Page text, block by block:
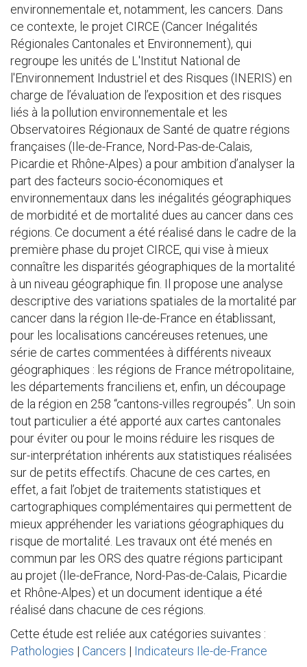
environnementale et, notamment, les cancers. Dans
ce contexte, le projet CIRCE (Cancer Inégalités
Régionales Cantonales et Environnement), qui
regroupe les unités de L'Institut National de
l'Environnement Industriel et des Risques (INERIS) en
charge de l’évaluation de l’exposition et des risques
liés à la pollution environnementale et les
Observatoires Régionaux de Santé de quatre régions
françaises (Ile-de-France, Nord-Pas-de-Calais,
Picardie et Rhône-Alpes) a pour ambition d’analyser la
part des facteurs socio-économiques et
environnementaux dans les inégalités géographiques
de morbidité et de mortalité dues au cancer dans ces
régions. Ce document a été réalisé dans le cadre de la
première phase du projet CIRCE, qui vise à mieux
connaître les disparités géographiques de la mortalité
à un niveau géographique fin. Il propose une analyse
descriptive des variations spatiales de la mortalité par
cancer dans la région Ile-de-France en établissant,
pour les localisations cancéreuses retenues, une
série de cartes commentées à différents niveaux
géographiques : les régions de France métropolitaine,
les départements franciliens et, enfin, un découpage
de la région en 258 “cantons-villes regroupés”. Un soin
tout particulier a été apporté aux cartes cantonales
pour éviter ou pour le moins réduire les risques de
sur-interprétation inhérents aux statistiques réalisées
sur de petits effectifs. Chacune de ces cartes, en
effet, a fait l’objet de traitements statistiques et
cartographiques complémentaires qui permettent de
mieux appréhender les variations géographiques du
risque de mortalité. Les travaux ont été menés en
commun par les ORS des quatre régions participant
au projet (Ile-deFrance, Nord-Pas-de-Calais, Picardie
et Rhône-Alpes) et un document identique a été
réalisé dans chacune de ces régions.
Cette étude est reliée aux catégories suivantes :
Pathologies | Cancers | Indicateurs Ile-de-France